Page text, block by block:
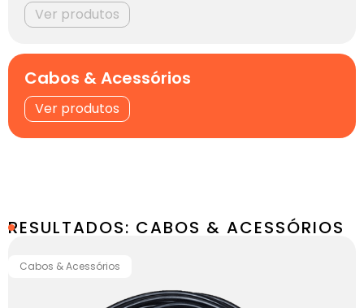
Cabos & Acessórios
RESULTADOS: CABOS & ACESSÓRIOS
Cabos & Acessórios